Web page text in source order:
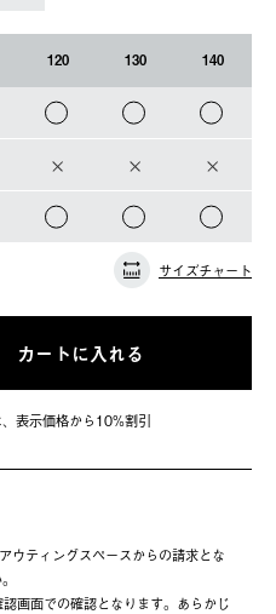
120 130 140
サイズチャート
カートに入れる
表⽰価格から10%割引
ウティングスペースからの請求とな
画⾯での確認となります。あらかじ